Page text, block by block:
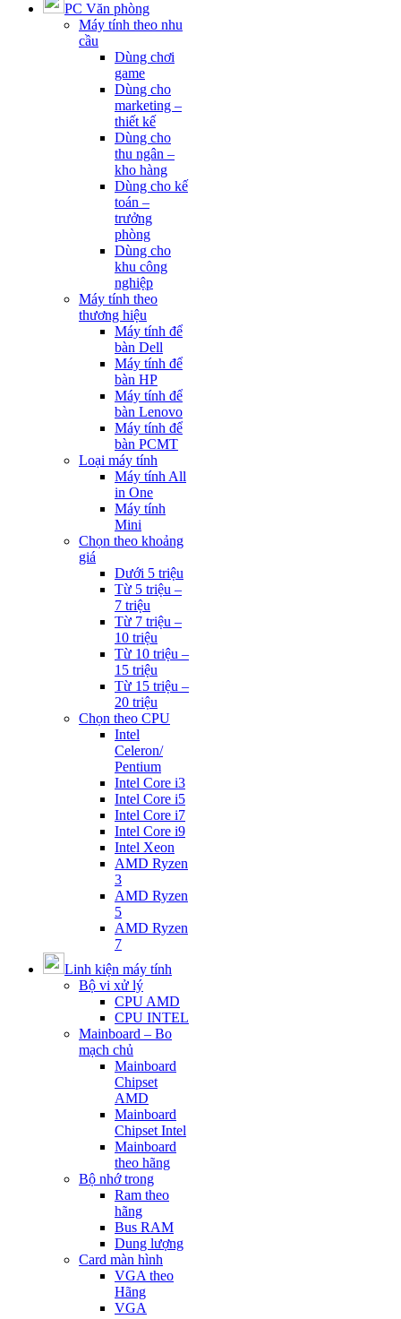
PC Văn phòng
Máy tính theo nhu
cầu
Dùng chơi
game
Dùng cho
marketing –
thiết kế
Dùng cho
thu ngân –
kho hàng
Dùng cho kế
toán –
trưởng
phòng
Dùng cho
khu công
nghiệp
Máy tính theo
thương hiệu
Máy tính để
bàn Dell
Máy tính để
bàn HP
Máy tính để
bàn Lenovo
Máy tính để
bàn PCMT
Loại máy tính
Máy tính All
in One
Máy tính
Mini
Chọn theo khoảng
giá
Dưới 5 triệu
Từ 5 triệu –
7 triệu
Từ 7 triệu –
10 triệu
Từ 10 triệu –
15 triệu
Từ 15 triệu –
20 triệu
Chọn theo CPU
Intel
Celeron/
Pentium
Intel Core i3
Intel Core i5
Intel Core i7
Intel Core i9
Intel Xeon
AMD Ryzen
3
AMD Ryzen
5
AMD Ryzen
7
Linh kiện máy tính
Bộ vi xử lý
CPU AMD
CPU INTEL
Mainboard – Bo
mạch chủ
Mainboard
Chipset
AMD
Mainboard
Chipset Intel
Mainboard
theo hãng
Bộ nhớ trong
Ram theo
hãng
Bus RAM
Dung lượng
Card màn hình
VGA theo
Hãng
VGA